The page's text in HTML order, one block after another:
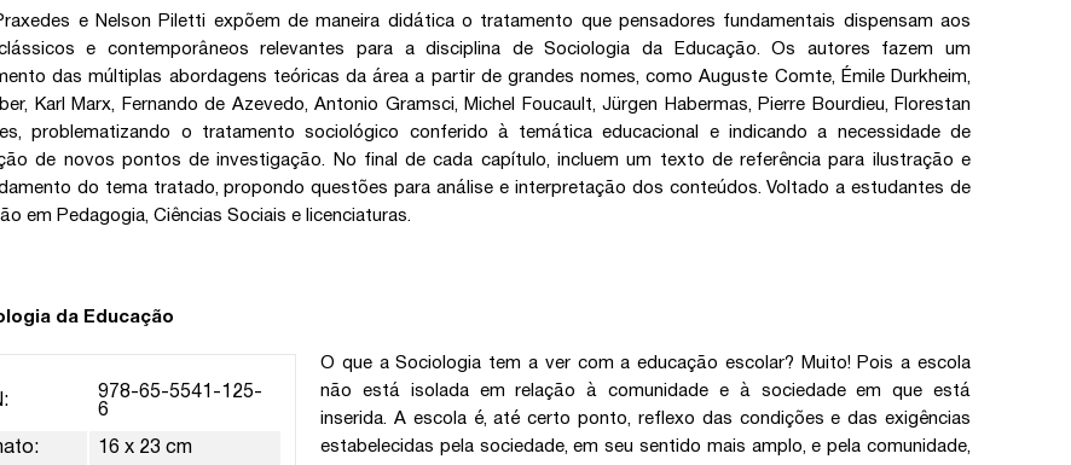
e Nelson Piletti expõem de maneira didática o tratamento que pensadores fundamentais dispensam aos
e contemporâneos relevantes para a disciplina de Sociologia da Educação. Os autores fazem um
das múltiplas abordagens teóricas da área a partir de grandes nomes, como Auguste Comte, Émile Durkheim,
Karl Marx, Fernando de Azevedo, Antonio Gramsci, Michel Foucault, Jürgen Habermas, Pierre Bourdieu, Florestan
problematizando o tratamento sociológico conferido à temática educacional e indicando a necessidade de
de novos pontos de investigação. No final de cada capítulo, incluem um texto de referência para ilustração e
do tema tratado, propondo questões para análise e interpretação dos conteúdos. Voltado a estudantes de
em Pedagogia, Ciências Sociais e licenciaturas.
da Educação
978-65-5541-125-
6
16 x 23 cm
O que a Sociologia tem a ver com a educação escolar? Muito! Pois a escola
não está isolada em relação à comunidade e à sociedade em que está
inserida. A escola é, até certo ponto, reflexo das condições e das exigências
estabelecidas pela sociedade, em seu sentido mais amplo, e pela comunidade,